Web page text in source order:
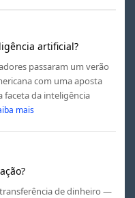
artificial?
passaram um verão
com uma aposta
faceta da inteligência
mais
de dinheiro —